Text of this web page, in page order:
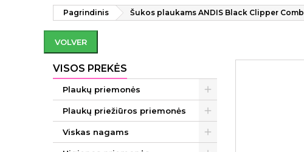
Pagrindinis Šukos plaukams ANDIS Black Clipper Comb
VOLVER
VISOS PREKĖS
Plaukų priemonės
Plaukų priežiūros priemonės
Viskas nagams